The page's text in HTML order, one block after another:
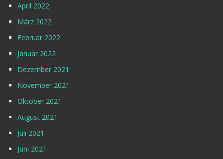
April 2022
März 2022
Februar 2022
Januar 2022
Dezember 2021
November 2021
Oktober 2021
August 2021
Juli 2021
Juni 2021